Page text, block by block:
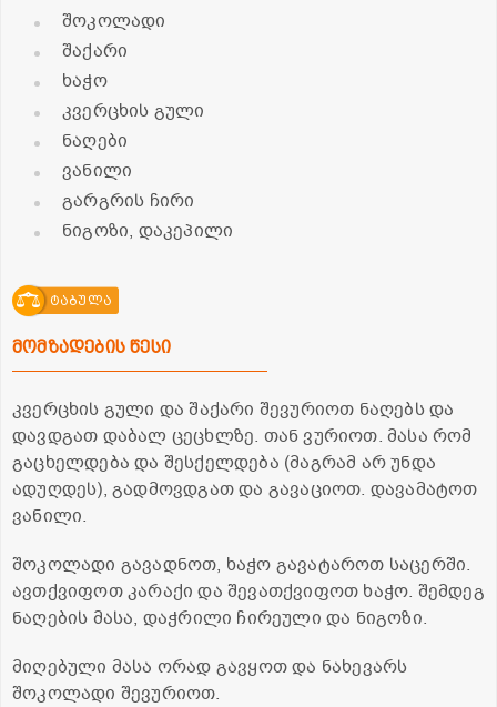
შოკოლადი
შაქარი
ხაჭო
კვერცხის გული
ნაღები
ვანილი
გარგრის ჩირი
ნიგოზი, დაკეპილი
ტაბულა
მომზადების წესი
კვერცხის გული და შაქარი შევურიოთ ნაღებს და
დავდგათ დაბალ ცეცხლზე. თან ვურიოთ. მასა რომ
გაცხელდება და შესქელდება (მაგრამ არ უნდა
ადუღდეს), გადმოვდგათ და გავაციოთ. დავამატოთ
ვანილი.
შოკოლადი გავადნოთ, ხაჭო გავატაროთ საცერში.
ავთქვიფოთ კარაქი და შევათქვიფოთ ხაჭო. შემდეგ
ნაღების მასა, დაჭრილი ჩირეული და ნიგოზი.
მიღებული მასა ორად გავყოთ და ნახევარს
შოკოლადი შევურიოთ.